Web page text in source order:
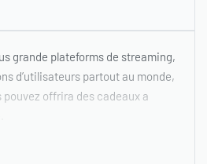
grande plateforms de streaming,
d’utilisateurs partout au monde,
pouvez offrira des cadeaux a